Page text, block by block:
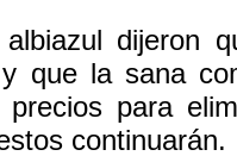
dijeron
que la sana
precios para
continuarán.